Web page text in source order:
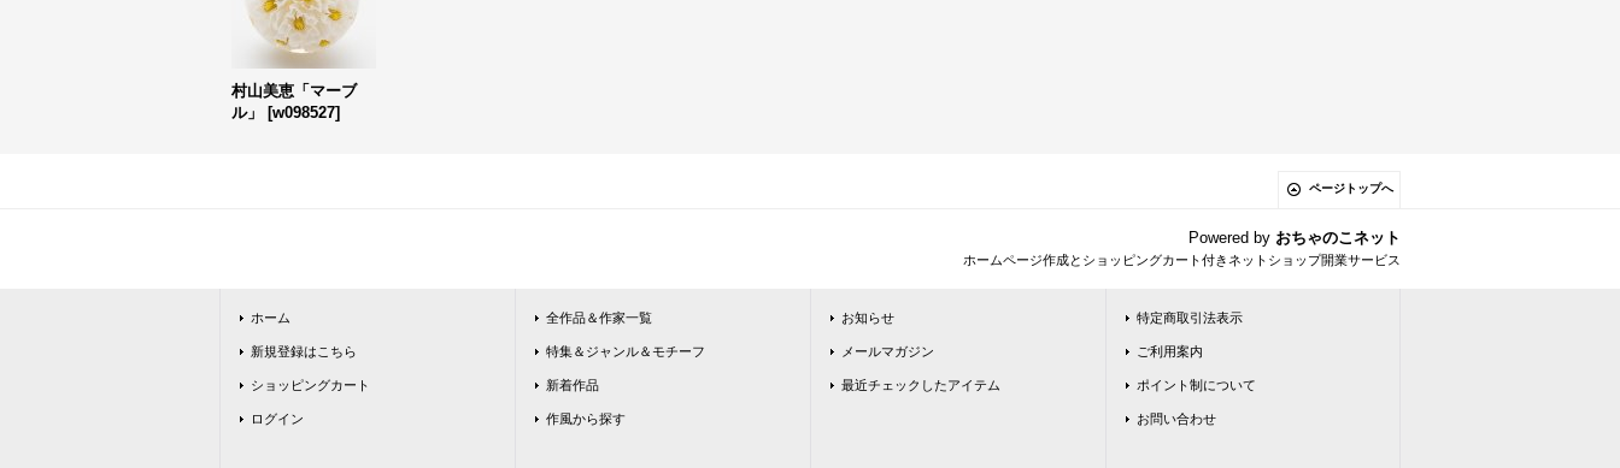
村山美恵「マーブ
ル」
[w098527]
ページトップへ
Powered by おちゃのこネット
ホームページ作成とショッピングカート付きネットショップ開業サービス
ホーム
新規登録はこちら
ショッピングカート
ログイン
全作品＆作家一覧
特集＆ジャンル＆モチーフ
新着作品
作風から探す
お知らせ
メールマガジン
最近チェックしたアイテム
特定商取引法表示
ご利用案内
ポイント制について
お問い合わせ